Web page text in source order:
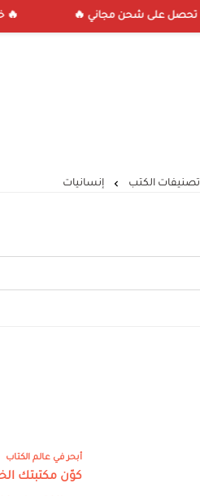
🔥 خصم 40% على كل إصدارات دار تأثير للنشر ✦ متوفر لدينا جميع إصدارات دار تأثير للنشر ✦ عند شرائك 3 كتب
تصنيفات الكتب إنسانيات
أبحر في عالم الكتاب
كوّن مكتبتك